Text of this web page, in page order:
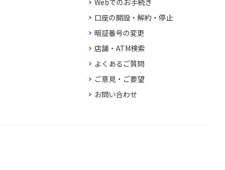
Webでのお手続き
口座の開設・解約・停止
暗証番号の変更
店舗・ATM検索
よくあるご質問
ご意見・ご要望
お問い合わせ